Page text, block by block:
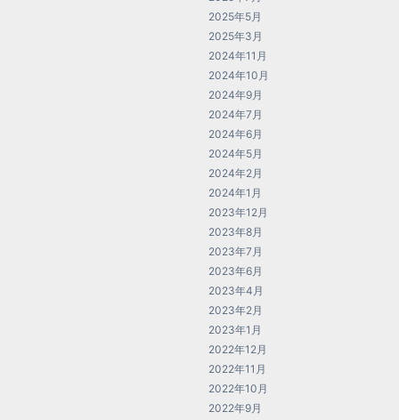
2025年5月
2025年3月
2024年11月
2024年10月
2024年9月
2024年7月
2024年6月
2024年5月
2024年2月
2024年1月
2023年12月
2023年8月
2023年7月
2023年6月
2023年4月
2023年2月
2023年1月
2022年12月
2022年11月
2022年10月
2022年9月